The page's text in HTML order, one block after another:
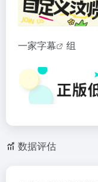
一家字幕 组
数据评估